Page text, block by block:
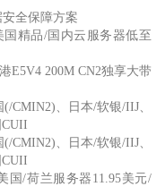
全保障方案
国精品/国内云服务器低至
E5V4 200M CN2独享大带
CMIN2)、日本/软银/IIJ、
CMIN2)、日本/软银/IIJ、
国/荷兰服务器11.95美元/